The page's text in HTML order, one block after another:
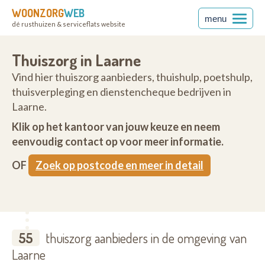
WOONZORGWEB
dé rusthuizen & serviceflats website
menu
Thuiszorg in Laarne
Vind hier thuiszorg aanbieders, thuishulp, poetshulp,
thuisverpleging en dienstencheque bedrijven in
Laarne.
Klik op het kantoor van jouw keuze en neem
eenvoudig contact op voor meer informatie.
OF
Zoek op postcode en meer in detail
55
thuiszorg aanbieders in de omgeving van
Laarne